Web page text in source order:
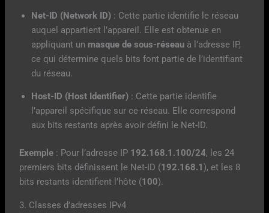
Net-ID (Network ID) : Cette partie identifie le réseau
auquel appartient l’appareil. Elle est obtenue en
appliquant un masque de sous-réseau à l’adresse IP,
ce qui détermine quels bits font partie de l’identifiant
du réseau.
Host-ID (Host Identifier) : Cette partie identifie
l’appareil spécifique sur ce réseau. Elle correspond
aux bits restants après avoir défini le Net-ID.
Exemple : Pour l’adresse IP 192.168.1.100/24, les 24
premiers bits définissent le Net-ID (192.168.1), et les 8
bits restants identifient l’hôte (100).
3. Classes d’adresses IPv4